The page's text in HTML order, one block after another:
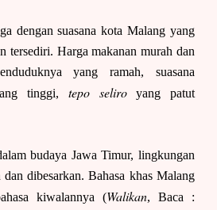
dengan suasana kota Malang yang
tersediri. Harga makanan murah dan
yang ramah, suasana
tinggi, tepo seliroyang patut
budaya Jawa Timur, lingkungan
dibesarkan. Bahasa khas Malang
kiwalannya (Walikan, Baca :